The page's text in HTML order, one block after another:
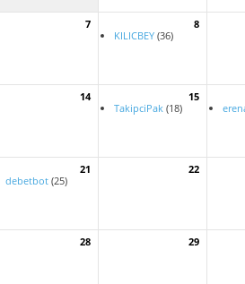
7
8
KILICBEY(36)
14
15
TakipciPak(18)
21
debetbot(25)
22
28 29